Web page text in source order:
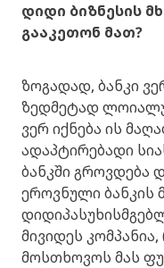
დიდი ბიზნესის
გააკეთონ მათ?
ზოგადად, ბანკი
ზედმეტად
ვერ იქნება ის
ადაპტირებადი
ბანკში გროვდება
ეროვნული ბანკის
მივიდეს
მოსთხოვოს მას